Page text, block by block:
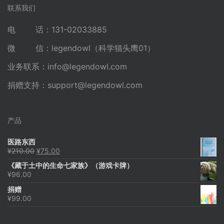
联系我们
电 话：131-02033885
微 信：legendowl（科学猫头鹰01）
业务联系： info@legendowl.com
捐赠支持： support@legendowl.com
产品
医路东西
¥210.00 原
为：
¥75.00
价
《藏于土中的生命七家族》（游戏卡牌）
¥96.00
捐赠
¥99.00